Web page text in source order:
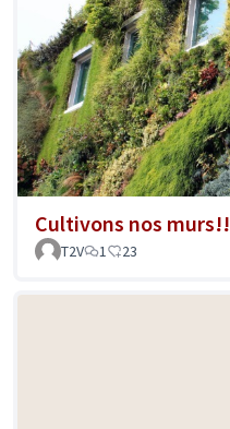
Cultivons nos murs!!
T2V
1 23